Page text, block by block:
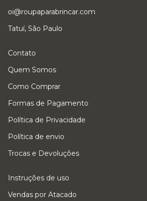
oi@roupaparabrincar.com
Tatuí, São Paulo
Contato
Quem Somos
Como Comprar
Formas de Pagamento
Política de Privacidade
Política de envio
Trocas e Devoluções
Instruções de uso
Vendas por Atacado